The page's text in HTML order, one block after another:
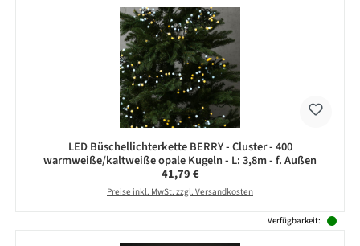
LED Büschellichterkette BERRY - Cluster - 400
warmweiße/kaltweiße opale Kugeln - L: 3,8m - f. Außen
Regulärer Preis:
41,79 €
Preise inkl. MwSt. zzgl. Versandkosten
Verfügbarkeit: